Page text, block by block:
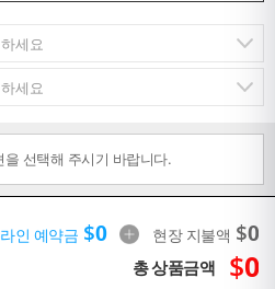
을 선택해 주시기 바랍니다.
인 예약금 $0 현장 지불액 $0
총 상품금액 $0